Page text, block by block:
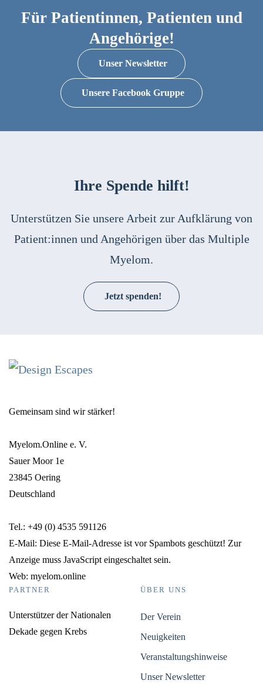
Für Patientinnen, Patienten und
Angehörige!
Unser Newsletter
Unsere Facebook Gruppe
Ihre Spende hilft!
Unterstützen Sie unsere Arbeit zur Aufklärung von
Patient:innen und Angehörigen über das Multiple
Myelom.
Jetzt spenden!
Gemeinsam sind wir stärker!
Myelom.Online e. V.
Sauer Moor 1e
23845 Oering
Deutschland
Tel.: +49 (0) 4535 591126
E-Mail: Diese E-Mail-Adresse ist vor Spambots geschützt! Zur
Anzeige muss JavaScript eingeschaltet sein.
Web: myelom.online
PARTNER
Unterstützer der Nationalen
Dekade gegen Krebs
ÜBER UNS
Der Verein
Neuigkeiten
Veranstaltungshinweise
Unser Newsletter